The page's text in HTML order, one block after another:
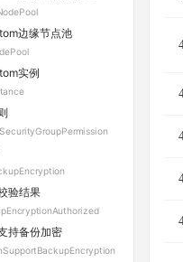
边缘节点池
实例
验结果
持备份加密